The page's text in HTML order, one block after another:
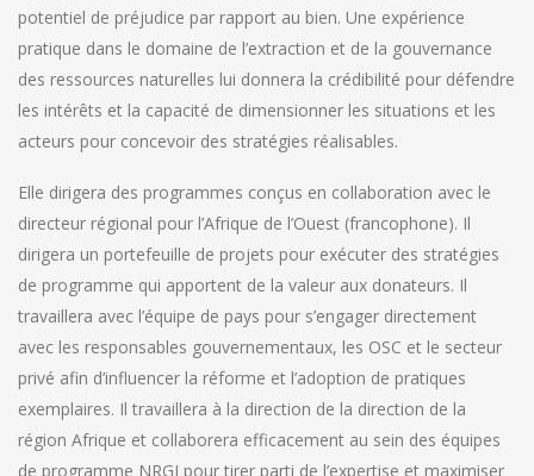
potentiel de préjudice par rapport au bien. Une expérience
pratique dans le domaine de l’extraction et de la gouvernance
des ressources naturelles lui donnera la crédibilité pour défendre
les intérêts et la capacité de dimensionner les situations et les
acteurs pour concevoir des stratégies réalisables.
Elle dirigera des programmes conçus en collaboration avec le
directeur régional pour l’Afrique de l’Ouest (francophone). Il
dirigera un portefeuille de projets pour exécuter des stratégies
de programme qui apportent de la valeur aux donateurs. Il
travaillera avec l’équipe de pays pour s’engager directement
avec les responsables gouvernementaux, les OSC et le secteur
privé afin d’influencer la réforme et l’adoption de pratiques
exemplaires. Il travaillera à la direction de la direction de la
région Afrique et collaborera efficacement au sein des équipes
de programme NRGI pour tirer parti de l’expertise et maximiser